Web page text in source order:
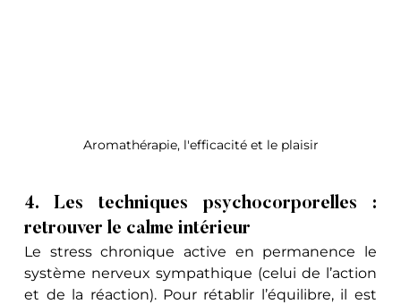
Aromathérapie, l'efficacité et le plaisir
4. Les techniques psychocorporelles :
retrouver le calme intérieur
Le stress chronique active en permanence le
système nerveux sympathique (celui de l’action
et de la réaction). Pour rétablir l’équilibre, il est